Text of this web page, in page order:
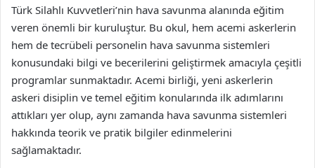
Türk Silahlı Kuvvetleri’nin hava savunma alanında eğitim
veren önemli bir kuruluştur. Bu okul, hem acemi askerlerin
hem de tecrübeli personelin hava savunma sistemleri
konusundaki bilgi ve becerilerini geliştirmek amacıyla çeşitli
programlar sunmaktadır. Acemi birliği, yeni askerlerin
askeri disiplin ve temel eğitim konularında ilk adımlarını
attıkları yer olup, aynı zamanda hava savunma sistemleri
hakkında teorik ve pratik bilgiler edinmelerini
sağlamaktadır.